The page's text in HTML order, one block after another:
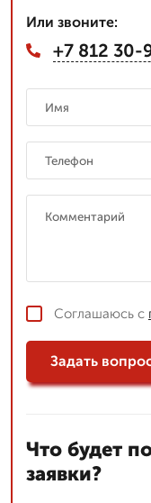
Или звоните:
+7 812 30-
Соглашаюсь с
Задать
Что будет
заявки?